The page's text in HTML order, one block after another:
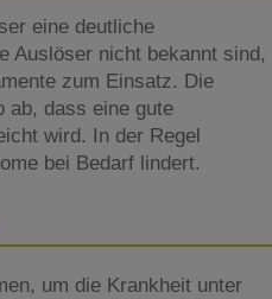
eine deutliche
Auslöser nicht bekannt sind,
zum Einsatz. Die
ab, dass eine gute
wird. In der Regel
bei Bedarf lindert.
um die Krankheit unter